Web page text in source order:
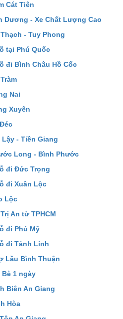
Cát Tiên
Dương - Xe Chất Lượng Cao
- Tuy Phong
tại Phú Quốc
đi Bình Châu Hồ Cốc
Nai
Xuyên
- Tiền Giang
Long - Bình Phước
đi Đức Trọng
đi Xuân Lộc
Lộc
An từ TPHCM
đi Phú Mỹ
đi Tánh Linh
Lầu Bình Thuận
1 ngày
Biên An Giang
Hòa